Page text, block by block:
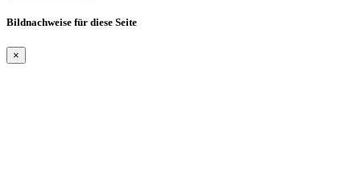
Bildnachweise für diese Seite
×